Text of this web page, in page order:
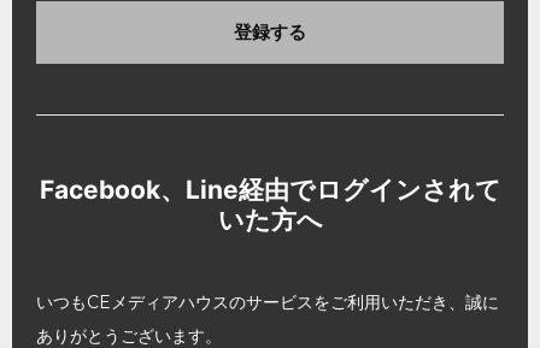
登録する
Facebook、Line経由でログインされて
いた方へ
いつもCEメディアハウスのサービスをご利用いただき、誠に
ありがとうございます。